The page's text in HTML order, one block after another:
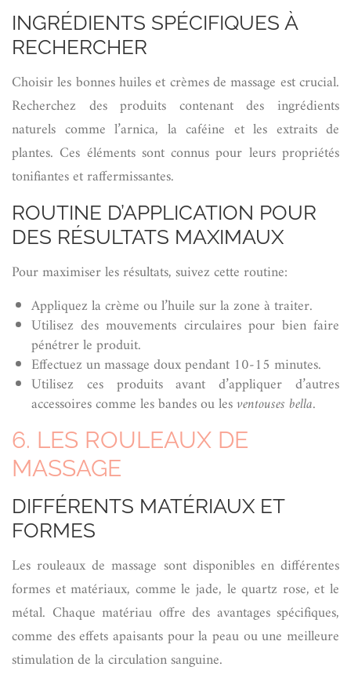
INGRÉDIENTS SPÉCIFIQUES À
RECHERCHER
Choisir les bonnes huiles et crèmes de massage est crucial.
Recherchez des produits contenant des ingrédients
naturels comme l’arnica, la caféine et les extraits de
plantes. Ces éléments sont connus pour leurs propriétés
tonifiantes et raffermissantes.
ROUTINE D’APPLICATION POUR
DES RÉSULTATS MAXIMAUX
Pour maximiser les résultats, suivez cette routine:
Appliquez la crème ou l’huile sur la zone à traiter.
Utilisez des mouvements circulaires pour bien faire
pénétrer le produit.
Effectuez un massage doux pendant 10-15 minutes.
Utilisez ces produits avant d’appliquer d’autres
accessoires comme les bandes ou lesventouses bella.
6. LES ROULEAUX DE
MASSAGE
DIFFÉRENTS MATÉRIAUX ET
FORMES
Les rouleaux de massage sont disponibles en différentes
formes et matériaux, comme le jade, le quartz rose, et le
métal. Chaque matériau offre des avantages spécifiques,
comme des effets apaisants pour la peau ou une meilleure
stimulation de la circulation sanguine.